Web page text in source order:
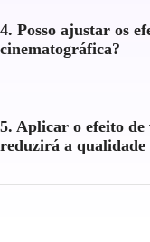
4. Posso ajustar os
cinematográfica?
5. Aplicar o efeito de
reduzirá a